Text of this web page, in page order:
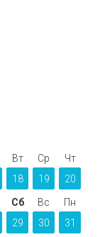
Вт
18
Ср
19
Чт
20
Сб
29
Вс
30
Пн
31